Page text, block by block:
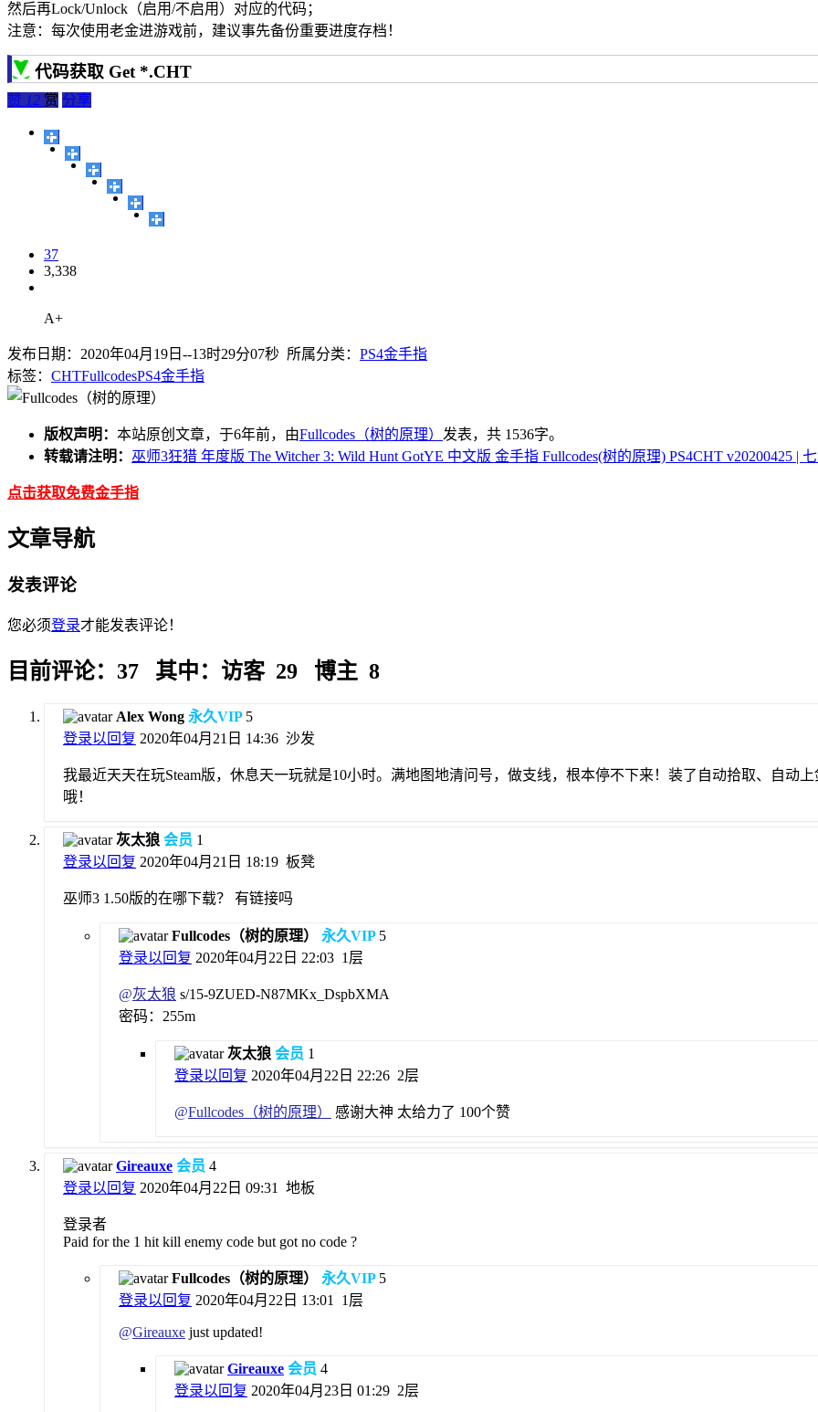
然后再Lock/Unlock（启用/不启用）对应的代码；
注意：每次使用老金进游戏前，建议事先备份重要进度存档！
代码获取 Get *.CHT
赞 12 赏 分享
37
3,338
A+
发布日期：2020年04月19日--13时29分07秒 所属分类： PS4金手指
标签： CHTFullcodesPS4金手指
版权声明： 本站原创文章，于6年前，由Fullcodes（树的原理） 发表，共 1536字。
转载请注明： 巫师3狂猎 年度版 The Witcher 3: Wild Hunt GotYE 中文版 金手指 Fullcodes(树的原理) PS4CHT v20200425 |
点击获取免费金手指
文章导航
发表评论
您必须登录才能发表评论！
目前评论：37 其中：访客 29 博主 8
Alex Wong 永久VIP 5
登录以回复 2020年04月21日 14:36 沙发
我最近天天在玩Steam版，休息天一玩就是10小时。满地图地清问号，做支线，根本停不下来！装了自动拾取、自动
哦！
灰太狼 会员 1
登录以回复 2020年04月21日 18:19 板凳
巫师3 1.50版的在哪下载？ 有链接吗
Fullcodes（树的原理） 永久VIP 5
登录以回复 2020年04月22日 22:03 1层
@灰太狼 s/15-9ZUED-N87MKx_DspbXMA
密码：255m
灰太狼 会员 1
登录以回复 2020年04月22日 22:26 2层
@Fullcodes（树的原理） 感谢大神 太给力了 100个赞
Gireauxe 会员 4
登录以回复 2020年04月22日 09:31 地板
登录者
Paid for the 1 hit kill enemy code but got no code ?
Fullcodes（树的原理） 永久VIP 5
登录以回复 2020年04月22日 13:01 1层
@Gireauxe just updated!
Gireauxe 会员 4
登录以回复 2020年04月23日 01:29 2层